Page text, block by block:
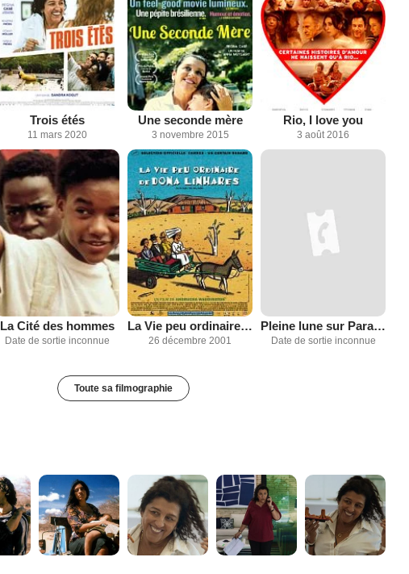
Trois étés
11 mars 2020
Une seconde mère
3 novembre 2015
Rio, I love you
3 août 2016
La Cité des hommes
Date de sortie inconnue
La Vie peu ordinaire de Dona Linhares
26 décembre 2001
Pleine lune sur Parador
Date de sortie inconnue
Toute sa filmographie